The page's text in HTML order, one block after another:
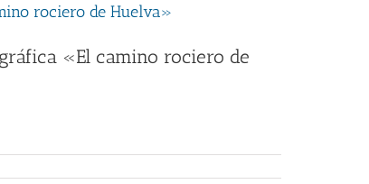
rociero de Huelva»
«El camino rociero de